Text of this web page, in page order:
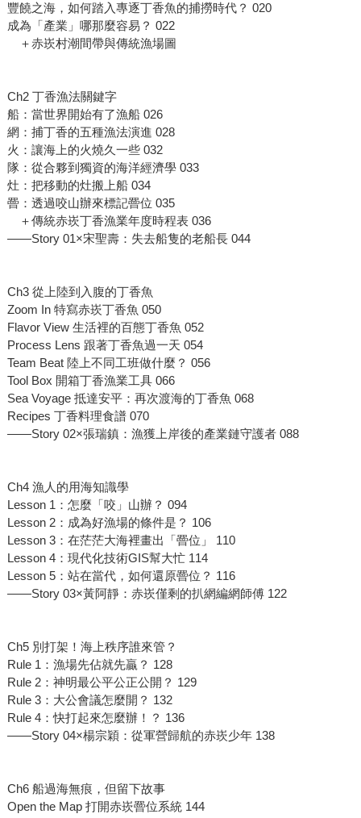
豐饒之海，如何踏入專逐丁香魚的捕撈時代？ 020
成為「產業」哪那麼容易？ 022
＋赤崁村潮間帶與傳統漁場圖
Ch2 丁香漁法關鍵字
船：當世界開始有了漁船 026
網：捕丁香的五種漁法演進 028
火：讓海上的火燒久一些 032
隊：從合夥到獨資的海洋經濟學 033
灶：把移動的灶搬上船 034
罾：透過咬山辦來標記罾位 035
＋傳統赤崁丁香漁業年度時程表 036
——Story 01×宋聖壽：失去船隻的老船長 044
Ch3 從上陸到入腹的丁香魚
Zoom In 特寫赤崁丁香魚 050
Flavor View 生活裡的百態丁香魚 052
Process Lens 跟著丁香魚過一天 054
Team Beat 陸上不同工班做什麼？ 056
Tool Box 開箱丁香漁業工具 066
Sea Voyage 抵達安平：再次渡海的丁香魚 068
Recipes 丁香料理食譜 070
——Story 02×張瑞鎮：漁獲上岸後的產業鏈守護者 088
Ch4 漁人的用海知識學
Lesson 1：怎麼「咬」山辦？ 094
Lesson 2：成為好漁場的條件是？ 106
Lesson 3：在茫茫大海裡畫出「罾位」 110
Lesson 4：現代化技術GIS幫大忙 114
Lesson 5：站在當代，如何還原罾位？ 116
——Story 03×黃阿靜：赤崁僅剩的扒網編網師傅 122
Ch5 別打架！海上秩序誰來管？
Rule 1：漁場先佔就先贏？ 128
Rule 2：神明最公平公正公開？ 129
Rule 3：大公會議怎麼開？ 132
Rule 4：快打起來怎麼辦！？ 136
——Story 04×楊宗穎：從軍營歸航的赤崁少年 138
Ch6 船過海無痕，但留下故事
Open the Map 打開赤崁罾位系統 144